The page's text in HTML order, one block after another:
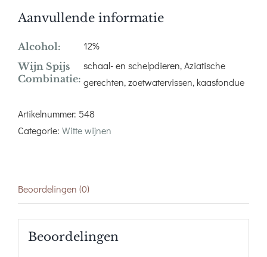
Aanvullende informatie
Alcohol: 12%
Wijn Spijs
Combinatie:
schaal- en schelpdieren, Aziatische
gerechten, zoetwatervissen, kaasfondue
Artikelnummer: 548
Categorie: Witte wijnen
Beoordelingen (0)
Beoordelingen